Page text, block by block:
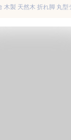
木製 天然木 折れ脚 丸